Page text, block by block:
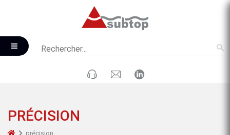
PRÉCISION
précision